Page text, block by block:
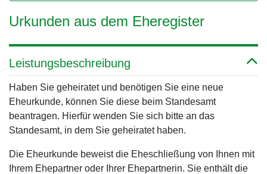
Urkunden aus dem Eheregister
Leistungsbeschreibung
Haben Sie geheiratet und benötigen Sie eine neue
Eheurkunde, können Sie diese beim Standesamt
beantragen. Hierfür wenden Sie sich bitte an das
Standesamt, in dem Sie geheiratet haben.
Die Eheurkunde beweist die Eheschließung von Ihnen mit
Ihrem Ehepartner oder Ihrer Ehepartnerin. Sie enthält die